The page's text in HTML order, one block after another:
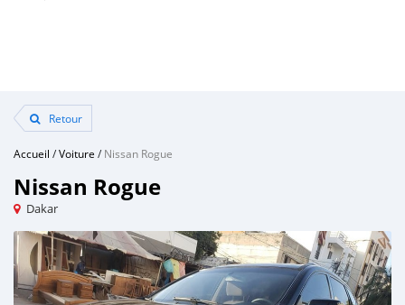
Retour
Accueil /Voiture /Nissan Rogue
Nissan Rogue
Dakar